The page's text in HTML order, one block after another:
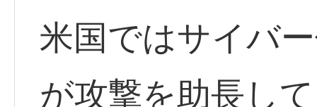
米国ではサイバ
が攻撃を助長し